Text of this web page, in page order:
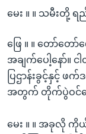
မေး ။ ။ သမီးတို့
ဖြေ ။ ။ တော်တေ
အချက်ပေါ့နော်။
ပြဌာန်းခွင့်နှင့် ဖ
အတွက် တိုက်ပွဲဝင်
မေး ။ ။ အခုလို